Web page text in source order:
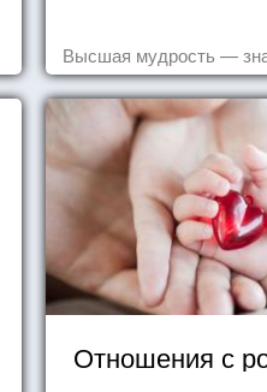
Высшая мудрость —
Отношения с